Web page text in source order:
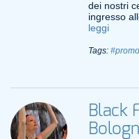
dei nostri
ingresso
leggi
Tags: #promo
Black